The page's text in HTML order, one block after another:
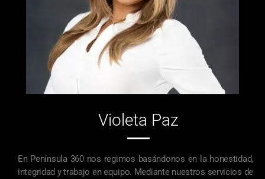
Violeta Paz
En Península 360 nos regimos basándonos en la honestidad,
integridad y trabajo en equipo. Mediante nuestros servicios de